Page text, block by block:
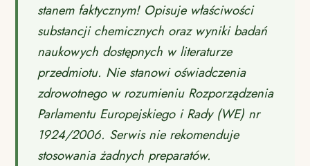
stanem faktycznym! Opisuje właściwości
substancji chemicznych oraz wyniki badań
naukowych dostępnych w literaturze
przedmiotu. Nie stanowi oświadczenia
zdrowotnego w rozumieniu Rozporządzenia
Parlamentu Europejskiego i Rady (WE) nr
1924/2006. Serwis nie rekomenduje
stosowania żadnych preparatów.